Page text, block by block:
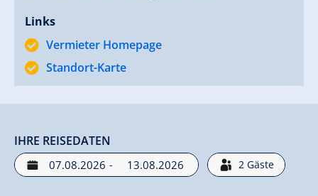
Links
Vermieter Homepage
Standort-Karte
IHRE REISEDATEN
- 2 Gäste